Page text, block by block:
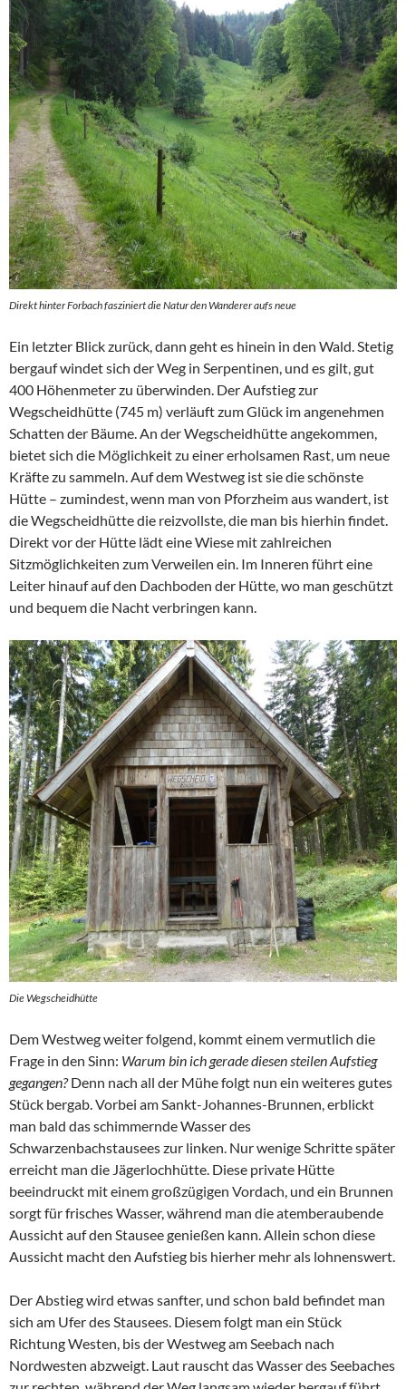
Direkt hinter Forbach fasziniert die Natur den Wanderer aufs neue
Ein letzter Blick zurück, dann geht es hinein in den Wald. Stetig
bergauf windet sich der Weg in Serpentinen, und es gilt, gut
400 Höhenmeter zu überwinden. Der Aufstieg zur
Wegscheidhütte (745 m) verläuft zum Glück im angenehmen
Schatten der Bäume. An der Wegscheidhütte angekommen,
bietet sich die Möglichkeit zu einer erholsamen Rast, um neue
Kräfte zu sammeln. Auf dem Westweg ist sie die schönste
Hütte – zumindest, wenn man von Pforzheim aus wandert, ist
die Wegscheidhütte die reizvollste, die man bis hierhin findet.
Direkt vor der Hütte lädt eine Wiese mit zahlreichen
Sitzmöglichkeiten zum Verweilen ein. Im Inneren führt eine
Leiter hinauf auf den Dachboden der Hütte, wo man geschützt
und bequem die Nacht verbringen kann.
Die Wegscheidhütte
Dem Westweg weiter folgend, kommt einem vermutlich die
Frage in den Sinn: Warum bin ich gerade diesen steilen Aufstieg
gegangen?Denn nach all der Mühe folgt nun ein weiteres gutes
Stück bergab. Vorbei am Sankt-Johannes-Brunnen, erblickt
man bald das schimmernde Wasser des
Schwarzenbachstausees zur linken. Nur wenige Schritte später
erreicht man die Jägerlochhütte. Diese private Hütte
beeindruckt mit einem großzügigen Vordach, und ein Brunnen
sorgt für frisches Wasser, während man die atemberaubende
Aussicht auf den Stausee genießen kann. Allein schon diese
Aussicht macht den Aufstieg bis hierher mehr als lohnenswert.
Der Abstieg wird etwas sanfter, und schon bald befindet man
sich am Ufer des Stausees. Diesem folgt man ein Stück
Richtung Westen, bis der Westweg am Seebach nach
Nordwesten abzweigt. Laut rauscht das Wasser des Seebaches